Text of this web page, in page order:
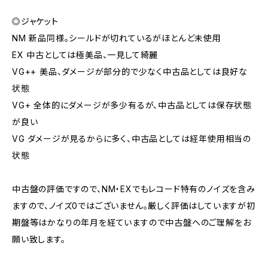
◎ジャケット
NM 新品同様。シールドが切れているがほとんど未使用
EX 中古としては極美品、一見して綺麗
VG++ 美品、ダメージが部分的で少なく中古品としては良好な
状態
VG+ 全体的にダメージが多少有るが、中古品としては保存状態
が良い
VG ダメージが見るからに多く、中古品としては経年使用相当の
状態
中古盤の評価ですので、NM・EXでもレコード特有のノイズを含み
ますので、ノイズ0ではございません。厳しく評価はしていますが初
期盤等はかなりの年月を経ていますので中古盤へのご理解をお
願い致します。